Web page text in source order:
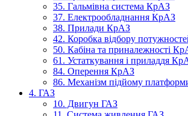
35. Гальмівна система КрАЗ
37. Електрообладнання КрАЗ
38. Прилади КрАЗ
42. Коробка відбору
50. Кабіна та приналежності
61. Устаткування і приладдя
84. Оперення КрАЗ
86. Механізм підйому
4. ГАЗ
10. Двигун ГАЗ